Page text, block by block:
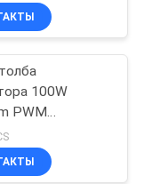
99
100W
PWM
для идя